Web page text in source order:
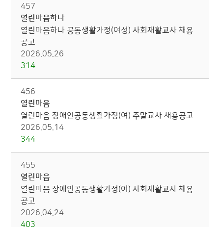
457
열린마음하나
열린마음하나 공동생활가정(여성) 사회재활교사 채용
공고
2026.05.26
314
456
열린마음
열린마음 장애인공동생활가정(여) 주말교사 채용공고
2026.05.14
344
455
열린마음
열린마음 장애인공동생활가정(여) 사회재활교사 채용
공고
2026.04.24
403